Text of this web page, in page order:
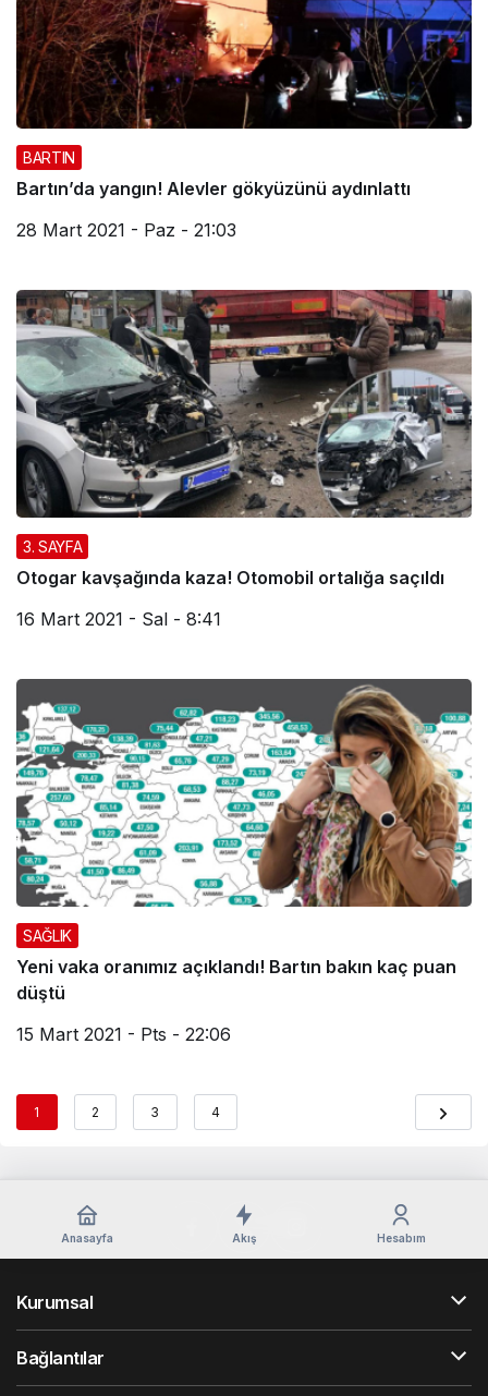
BARTIN
Bartın’da yangın! Alevler gökyüzünü aydınlattı
28 Mart 2021 - Paz - 21:03
3. SAYFA
Otogar kavşağında kaza! Otomobil ortalığa saçıldı
16 Mart 2021 - Sal - 8:41
SAĞLIK
Yeni vaka oranımız açıklandı! Bartın bakın kaç puan
düştü
15 Mart 2021 - Pts - 22:06
1 2 3 4
Anasayfa Akış Hesabım
Kurumsal
Bağlantılar